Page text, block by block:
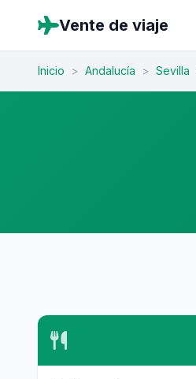
Vente de viaje
Inicio > Andalucía > Sevilla